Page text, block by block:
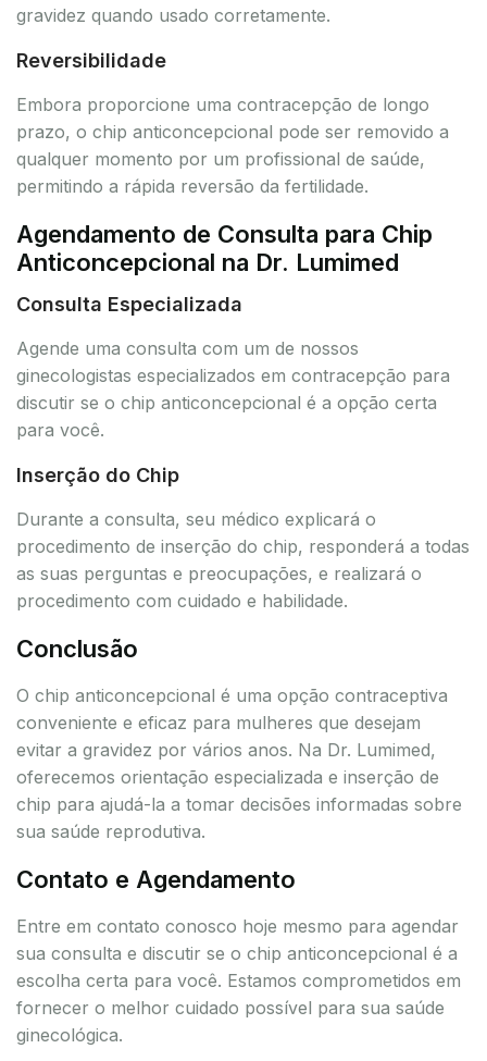
gravidez quando usado corretamente.
Reversibilidade
Embora proporcione uma contracepção de longo
prazo, o chip anticoncepcional pode ser removido a
qualquer momento por um profissional de saúde,
permitindo a rápida reversão da fertilidade.
Agendamento de Consulta para Chip
Anticoncepcional na Dr. Lumimed
Consulta Especializada
Agende uma consulta com um de nossos
ginecologistas especializados em contracepção para
discutir se o chip anticoncepcional é a opção certa
para você.
Inserção do Chip
Durante a consulta, seu médico explicará o
procedimento de inserção do chip, responderá a todas
as suas perguntas e preocupações, e realizará o
procedimento com cuidado e habilidade.
Conclusão
O chip anticoncepcional é uma opção contraceptiva
conveniente e eficaz para mulheres que desejam
evitar a gravidez por vários anos. Na Dr. Lumimed,
oferecemos orientação especializada e inserção de
chip para ajudá-la a tomar decisões informadas sobre
sua saúde reprodutiva.
Contato e Agendamento
Entre em contato conosco hoje mesmo para agendar
sua consulta e discutir se o chip anticoncepcional é a
escolha certa para você. Estamos comprometidos em
fornecer o melhor cuidado possível para sua saúde
ginecológica.